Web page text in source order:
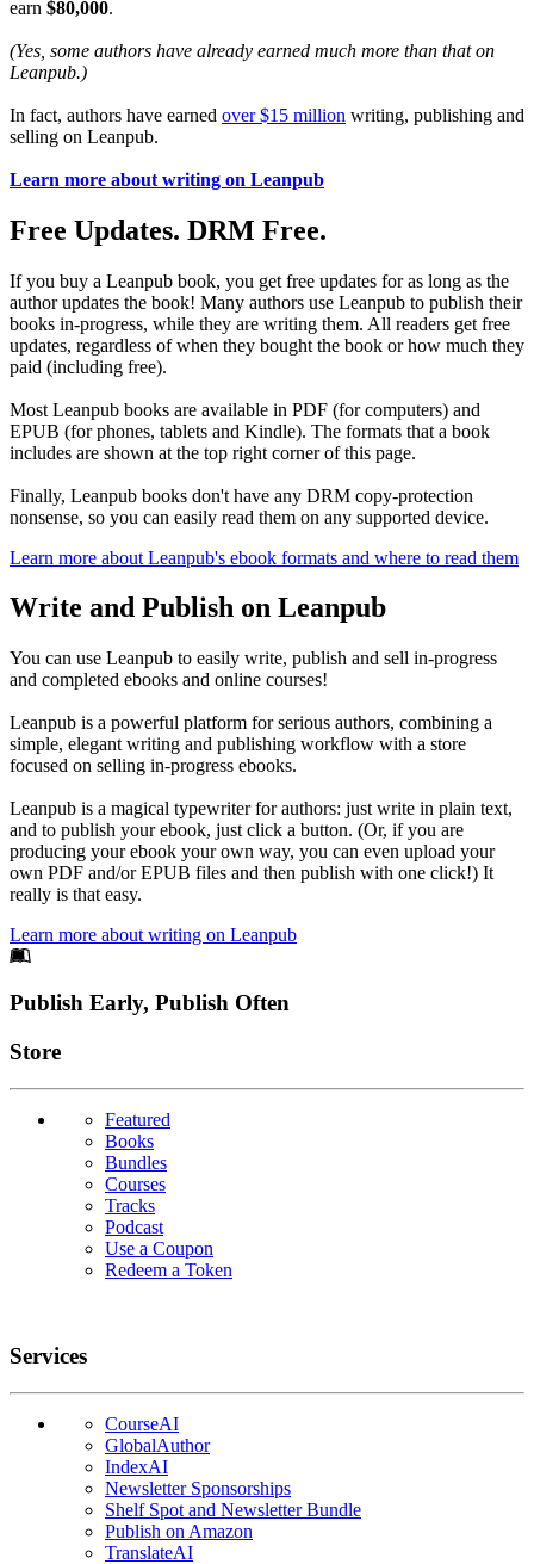
earn $80,000.
(Yes, some authors have already earned much more than that on
Leanpub.)
In fact, authors have earned over $15 million writing, publishing and
selling on Leanpub.
Learn more about writing on Leanpub
Free Updates. DRM Free.
If you buy a Leanpub book, you get free updates for as long as the
author updates the book! Many authors use Leanpub to publish their
books in-progress, while they are writing them. All readers get free
updates, regardless of when they bought the book or how much they
paid (including free).
Most Leanpub books are available in PDF (for computers) and
EPUB (for phones, tablets and Kindle). The formats that a book
includes are shown at the top right corner of this page.
Finally, Leanpub books don't have any DRM copy-protection
nonsense, so you can easily read them on any supported device.
Learn more about Leanpub's ebook formats and where to read them
Write and Publish on Leanpub
You can use Leanpub to easily write, publish and sell in-progress
and completed ebooks and online courses!
Leanpub is a powerful platform for serious authors, combining a
simple, elegant writing and publishing workflow with a store
focused on selling in-progress ebooks.
Leanpub is a magical typewriter for authors: just write in plain text,
and to publish your ebook, just click a button. (Or, if you are
producing your ebook your own way, you can even upload your
own PDF and/or EPUB files and then publish with one click!) It
really is that easy.
Learn more about writing on Leanpub
Footer
Publish Early, Publish Often
Links
Store
Featured
Books
Bundles
Courses
Tracks
Podcast
Use a Coupon
Redeem a Token
Services
CourseAI
GlobalAuthor
IndexAI
Newsletter Sponsorships
Shelf Spot and Newsletter Bundle
Publish on Amazon
TranslateAI